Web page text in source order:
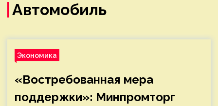
Автомобиль
Экономика
«Востребованная мера
поддержки»: Минпромторг